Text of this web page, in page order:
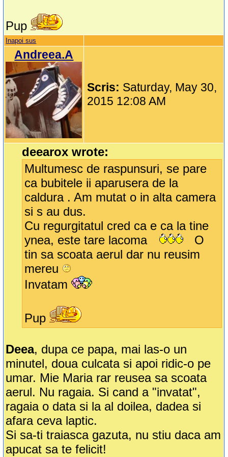
Pup
Inapoi sus
Andreea.A
Scris: Saturday, May 30,
2015 12:08 AM
deearox wrote:
Multumesc de raspunsuri, se pare
ca bubitele ii aparusera de la
caldura . Am mutat o in alta camera
si s au dus.
Cu regurgitatul cred ca e ca la tine
ynea, este tare lacoma
O
tin sa scoata aerul dar nu reusim
mereu
Invatam
Pup
Deea, dupa ce papa, mai las-o un
minutel, doua culcata si apoi ridic-o pe
umar. Mie Maria rar reusea sa scoata
aerul. Nu ragaia. Si cand a "invatat",
ragaia o data si la al doilea, dadea si
afara ceva laptic.
Si sa-ti traiasca gazuta, nu stiu daca am
apucat sa te felicit!